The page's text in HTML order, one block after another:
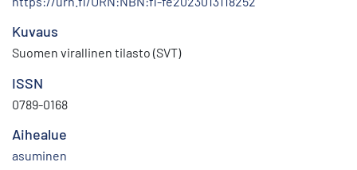
Kuvaus
Suomen virallinen tilasto (SVT)
ISSN
0789-0168
Aihealue
asuminen